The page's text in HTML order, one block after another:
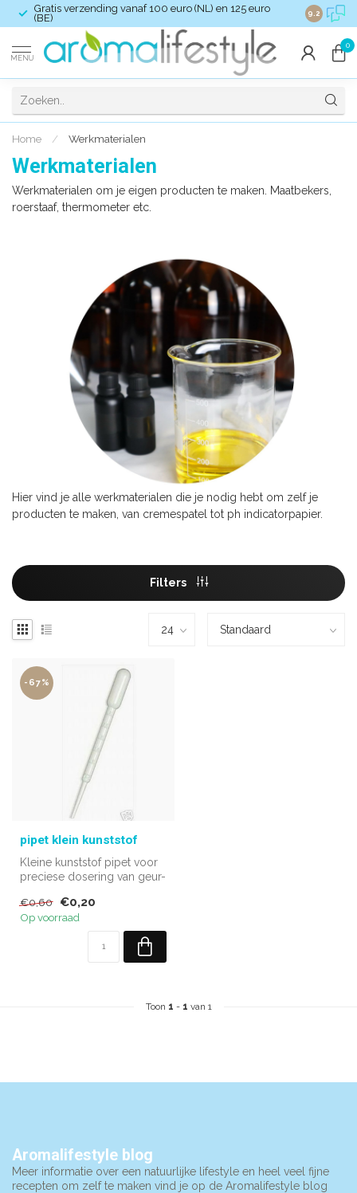
Gratis verzending vanaf 100 euro (NL) en 125 euro
(BE)
9.2
MENU
0
Home / Werkmaterialen
Werkmaterialen
Werkmaterialen om je eigen producten te maken. Maatbekers,
roerstaaf, thermometer etc.
Hier vind je alle werkmaterialen die je nodig hebt om zelf je
producten te maken, van cremespatel tot ph indicatorpapier.
Filters
-67%
pipet klein kunststof
Kleine kunststof pipet voor
preciese dosering van geur-
€0,60 €0,20
Op voorraad
Toon 1 - 1 van 1
Aromalifestyle blog
Meer informatie over een natuurlijke lifestyle en heel veel fijne
recepten om zelf te maken vind je op de Aromalifestyle blog